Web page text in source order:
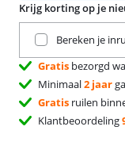
Krijg korting op je
Bereken je
Gratis bezorgd
Minimaal2 jaar
Gratis ruilen
Klantbeoordeling